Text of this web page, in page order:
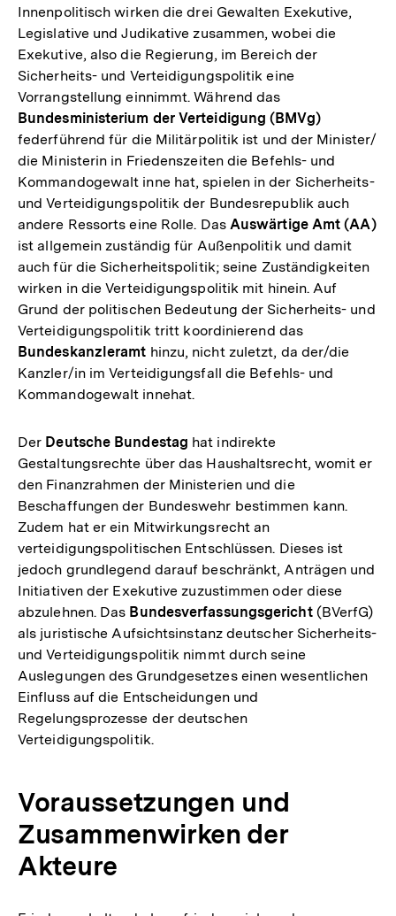
Innenpolitisch wirken die drei Gewalten Exekutive,
Legislative und Judikative zusammen, wobei die
Exekutive, also die Regierung, im Bereich der
Sicherheits- und Verteidigungspolitik eine
Vorrangstellung einnimmt. Während das
Bundesministerium der Verteidigung (BMVg)
federführend für die Militärpolitik ist und der Minister/
die Ministerin in Friedenszeiten die Befehls- und
Kommandogewalt inne hat, spielen in der Sicherheits-
und Verteidigungspolitik der Bundesrepublik auch
andere Ressorts eine Rolle. Das Auswärtige Amt (AA)
ist allgemein zuständig für Außenpolitik und damit
auch für die Sicherheitspolitik; seine Zuständigkeiten
wirken in die Verteidigungspolitik mit hinein. Auf
Grund der politischen Bedeutung der Sicherheits- und
Verteidigungspolitik tritt koordinierend das
Bundeskanzleramt hinzu, nicht zuletzt, da der/die
Kanzler/in im Verteidigungsfall die Befehls- und
Kommandogewalt innehat.
Der Deutsche Bundestag hat indirekte
Gestaltungsrechte über das Haushaltsrecht, womit er
den Finanzrahmen der Ministerien und die
Beschaffungen der Bundeswehr bestimmen kann.
Zudem hat er ein Mitwirkungsrecht an
verteidigungspolitischen Entschlüssen. Dieses ist
jedoch grundlegend darauf beschränkt, Anträgen und
Initiativen der Exekutive zuzustimmen oder diese
abzulehnen. Das Bundesverfassungsgericht (BVerfG)
als juristische Aufsichtsinstanz deutscher Sicherheits-
und Verteidigungspolitik nimmt durch seine
Auslegungen des Grundgesetzes einen wesentlichen
Einfluss auf die Entscheidungen und
Regelungsprozesse der deutschen
Verteidigungspolitik.
Voraussetzungen und
Zusammenwirken der
Akteure